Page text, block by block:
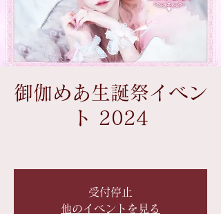
御伽めあ生誕祭イベン
ト 2024
受付停止
他のイベントを見る